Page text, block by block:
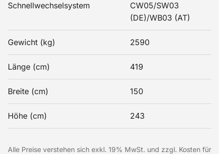
Schnellwechselsystem
CW05/SW03
(DE)/WB03 (AT)
Gewicht (kg) 2590
Länge (cm) 419
Breite (cm) 150
Höhe (cm) 243
Alle Preise verstehen sich exkl. 19% MwSt. und zzgl. Kosten für